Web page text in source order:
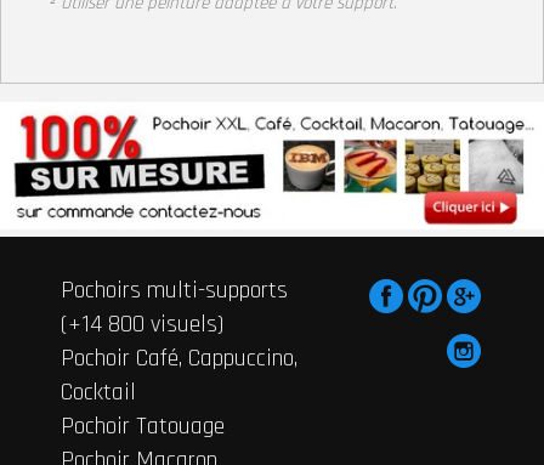
Pochoirs multi-supports
(+14 800 visuels)
Pochoir Café, Cappuccino,
Cocktail
Pochoir Tatouage